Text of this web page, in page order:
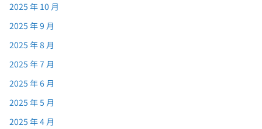
2025 年 10 月
2025 年 9 月
2025 年 8 月
2025 年 7 月
2025 年 6 月
2025 年 5 月
2025 年 4 月